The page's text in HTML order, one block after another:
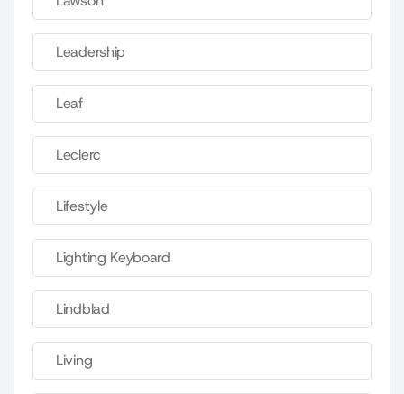
Leadership
Leaf
Leclerc
Lifestyle
Lighting Keyboard
Lindblad
Living